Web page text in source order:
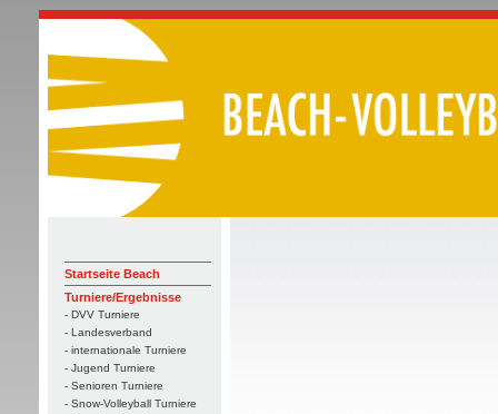
Startseite Beach
Turniere/Ergebnisse
- DVV Turniere
- Landesverband
- internationale Turniere
- Jugend Turniere
- Senioren Turniere
- Snow-Volleyball Turniere